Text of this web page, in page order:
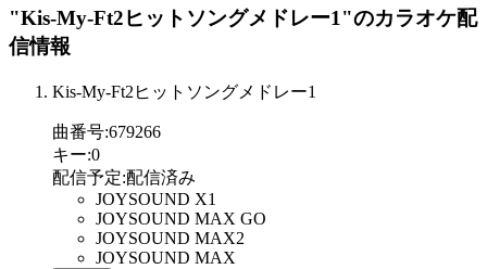
"Kis-My-Ft2ヒットソングメドレー1"のカラオケ配
信情報
Kis-My-Ft2ヒットソングメドレー1
曲番号:679266
キー:0
配信予定:配信済み
JOYSOUND X1
JOYSOUND MAX GO
JOYSOUND MAX2
JOYSOUND MAX